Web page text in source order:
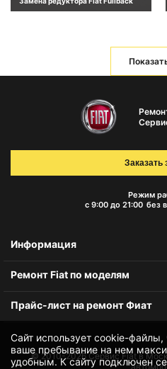
Сайт использует cookie-файлы,
ваше пребывание на нем
удобным. К cайту подключен
Режим
с 9:00 до 21:00 без
Заказать
Информация
Ремонт Fiat по моделям
Прайс-лист на ремонт Фиат
© 2010-2026Сервис Fiat в